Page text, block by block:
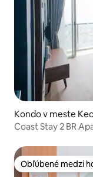
Kondo v meste
Coast Stay 2 BR
Obľúbené medzi
Obľúbené medzi